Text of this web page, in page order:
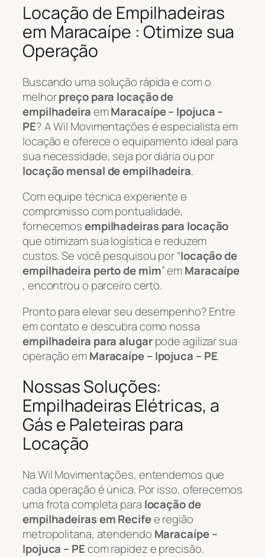
Locação de Empilhadeiras
em Maracaípe : Otimize sua
Operação
Buscando uma solução rápida e com o
melhorpreço para locação de
empilhadeiraemMaracaípe – Ipojuca –
PE? A Wil Movimentações é especialista em
locação e oferece o equipamento ideal para
sua necessidade, seja por diária ou por
locação mensal de empilhadeira.
Com equipe técnica experiente e
compromisso com pontualidade,
fornecemosempilhadeiras para locação
que otimizam sua logística e reduzem
custos. Se você pesquisou por “locação de
empilhadeira perto de mim” emMaracaípe
, encontrou o parceiro certo.
Pronto para elevar seu desempenho? Entre
em contato e descubra como nossa
empilhadeira para alugarpode agilizar sua
operação emMaracaípe – Ipojuca – PE.
Nossas Soluções:
Empilhadeiras Elétricas, a
Gás e Paleteiras para
Locação
Na Wil Movimentações, entendemos que
cada operação é única. Por isso, oferecemos
uma frota completa para locação de
empilhadeiras em Recifee região
metropolitana, atendendo Maracaípe –
Ipojuca – PEcom rapidez e precisão.